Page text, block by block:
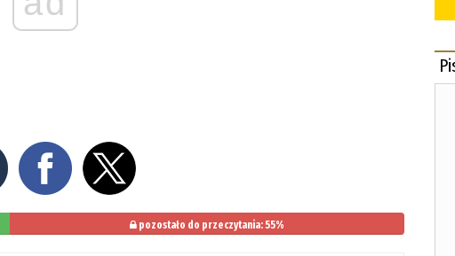
pozostało do przeczytania: 55%